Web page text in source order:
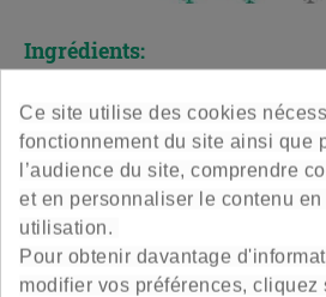
Ingrédients:
- Du vin blanc
- Du céleri branche
- Des carottes
- Du vinaigre blanc ou du cidre
Ce site utilise des cookies
fonctionnement du site ainsi que
l’audience du site, comprendre
et en personnaliser le contenu
utilisation.
Pour obtenir davantage
modifier vos préférences, cliquez